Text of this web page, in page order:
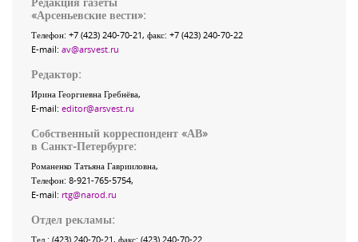
«Арсеньевские вести»:
Телефон: +7 (423) 240-70-21, факс: +7 (423) 240-70-22
E-mail: av@arsvest.ru
Редактор:
Ирина Георгиевна Гребнёва,
E-mail: editor@arsvest.ru
Собственный корреспондент «АВ»
в Санкт-Петербурге:
Романенко Татьяна Гаврииловна,
Телефон: 8-921-765-5754,
E-mail: rtg@narod.ru
Отдел рекламы:
Тел.: (423) 240-70-21, факс: (423) 240-70-22